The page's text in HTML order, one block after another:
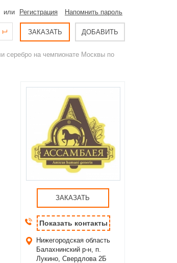
или Регистрация Напомнить пароль
ЗАКАЗАТЬ ДОБАВИТЬ
серебро на чемпионате Москвы по
ЗАКАЗАТЬ
Показать контакты
Нижегородская область
Балахнинский р-н, п.
Лукино, Свердлова 2Б